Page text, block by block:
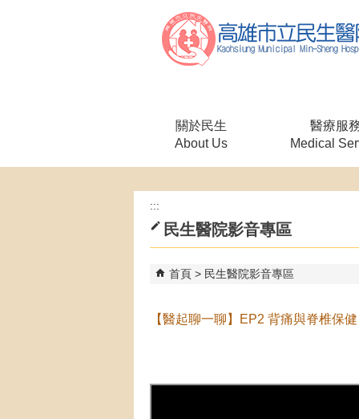
關於民生
About Us
醫療服
Medical
:::
民生醫院影音專區
首頁 民生醫院影音專區
【醫起聊一聊】EP2 背痛與脊椎保